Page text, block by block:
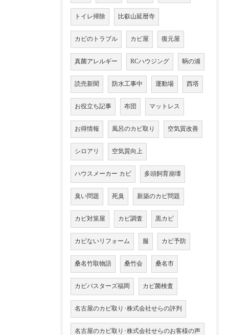
トイレ掃除 比叡山延暦寺
カビのトラブル カビ屋 復元屋
真菌アレルギー RCハウジング 鞆の浦
読売新聞 防水工事中 運動場 西塔
お役立ち記事 布団 マットレス
お得情報 風呂のカビ取り 空気質改善
シロアリ 空気質向上
ハウスメーカー カビ 多頭飼育崩壊
臭い問題 死臭 新築のカビ問題
カビ対策屋 カビ調査 黒カビ
カビないリフォーム 服 カビ予防
桑名竹取物語 桑竹会 桑名市
カビバスターズ福岡 カビ菌検査
名古屋のカビ取り･株式会社せらの評判
名古屋のカビ取り･株式会社せらのお客様の声